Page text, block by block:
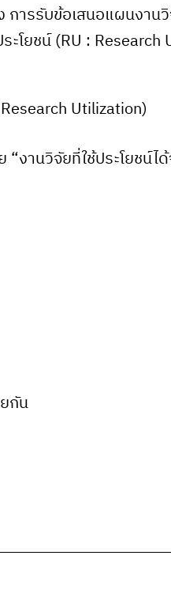
ารรับข้อเสนอแผนงาน
โยชน์ (RU :
Utilization)
งานวิจัยที่ใช้ประโยชน์
กัน